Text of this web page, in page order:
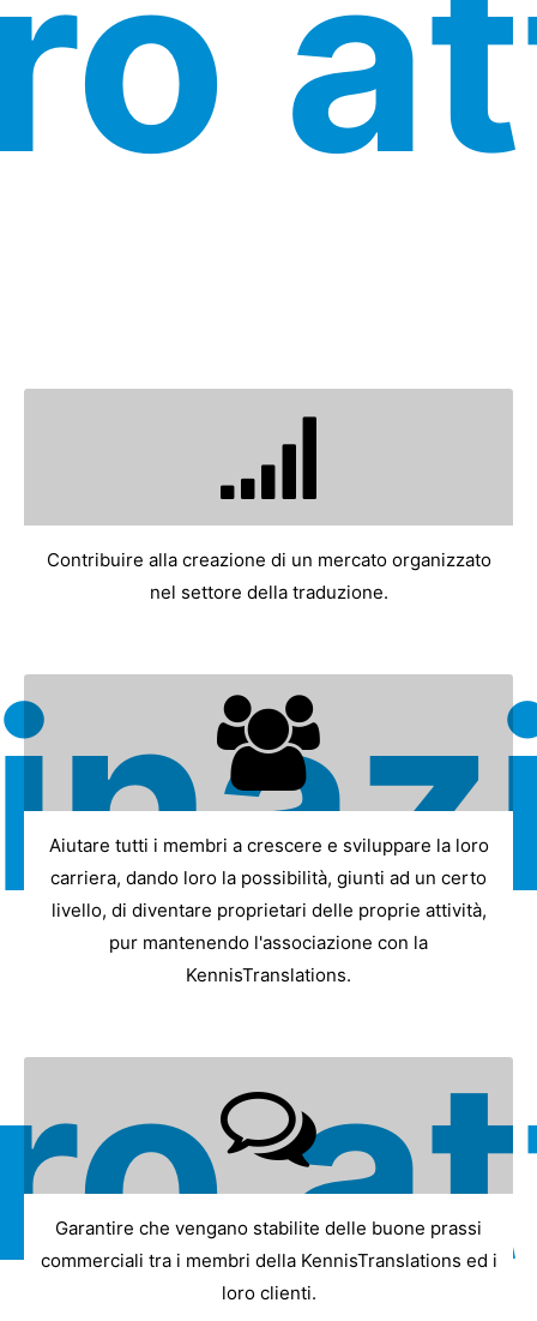
Contribuire alla creazione di un mercato organizzato
nel settore della traduzione.
Aiutare tutti i membri a crescere e sviluppare la loro
carriera, dando loro la possibilità, giunti ad un certo
livello, di diventare proprietari delle proprie attività,
pur mantenendo l'associazione con la
KennisTranslations.
Garantire che vengano stabilite delle buone prassi
commerciali tra i membri della KennisTranslations ed i
loro clienti.